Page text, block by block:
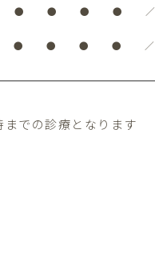
● ● ● ● ／
● ● ● ● ／
までの診療となります